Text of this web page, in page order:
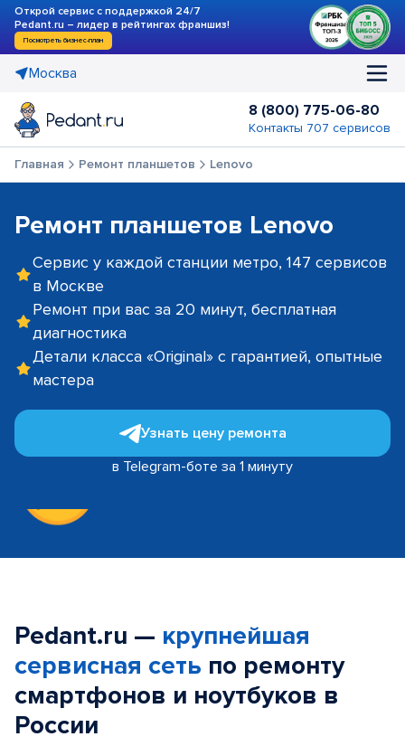
Открой сервис с поддержкой 24/7
Pedant.ru – лидер в рейтингах франшиз!
Посмотреть бизнес-план
Москва
8 (800) 775-06-80
Контакты 707 сервисов
Главная Ремонт планшетов Lenovo
Ремонт планшетов Lenovo
Сервис у каждой станции метро, 147 сервисов
в Москве
Ремонт при вас за 20 минут, бесплатная
диагностика
Детали класса «Original» с гарантией, опытные
мастера
Узнать цену ремонта
в Telegram-боте за 1 минуту
Pedant.ru — крупнейшая
сервисная сеть по ремонту
смартфонов и ноутбуков в
России